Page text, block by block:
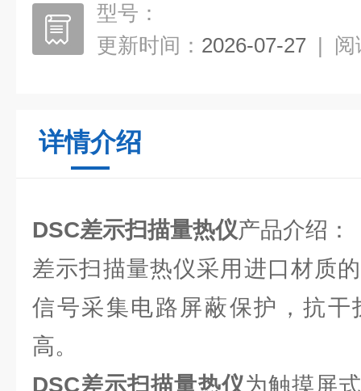
型号：
更新时间： 2026-07-27 | 阅
详情介绍
DSC差示扫描量热仪产品介绍：
差示扫描量热仪采用进口材质
信号采集电路屏蔽保护，抗干
高。
DSC差示扫描量热仪为触摸屏